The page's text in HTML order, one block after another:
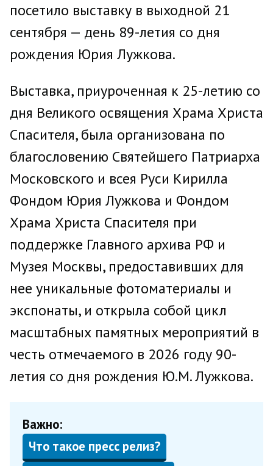
посетило выставку в выходной 21
сентября — день 89-летия со дня
рождения Юрия Лужкова.
Выставка, приуроченная к 25-летию со
дня Великого освящения Храма Христа
Спасителя, была организована по
благословению Святейшего Патриарха
Московского и всея Руси Кирилла
Фондом Юрия Лужкова и Фондом
Храма Христа Спасителя при
поддержке Главного архива РФ и
Музея Москвы, предоставивших для
нее уникальные фотоматериалы и
экспонаты, и открыла собой цикл
масштабных памятных мероприятий в
честь отмечаемого в 2026 году 90-
летия со дня рождения Ю.М. Лужкова.
Важно:
Что такое пресс релиз?